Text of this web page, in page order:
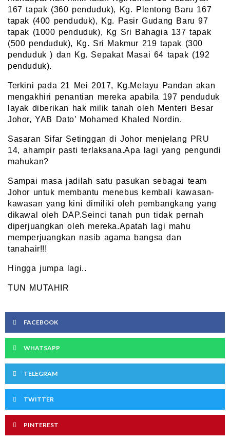
167 tapak (360 penduduk), Kg. Plentong Baru 167
tapak (400 penduduk), Kg. Pasir Gudang Baru 97
tapak (1000 penduduk), Kg Sri Bahagia 137 tapak
(500 penduduk), Kg. Sri Makmur 219 tapak (300
penduduk ) dan Kg. Sepakat Masai 64 tapak (192
penduduk).
Terkini pada 21 Mei 2017, Kg.Melayu Pandan akan
mengakhiri penantian mereka apabila 197 penduduk
layak diberikan hak milik tanah oleh Menteri Besar
Johor, YAB Dato’ Mohamed Khaled Nordin.
Sasaran Sifar Setinggan di Johor menjelang PRU
14, ahampir pasti terlaksana.Apa lagi yang pengundi
mahukan?
Sampai masa jadilah satu pasukan sebagai team
Johor untuk membantu menebus kembali kawasan-
kawasan yang kini dimiliki oleh pembangkang yang
dikawal oleh DAP.Seinci tanah pun tidak pernah
diperjuangkan oleh mereka.Apatah lagi mahu
memperjuangkan nasib agama bangsa dan
tanahair!!!
Hingga jumpa lagi..
TUN MUTAHIR
FACEBOOK
WHATSAPP
TELEGRAM
TWITTER
PINTEREST